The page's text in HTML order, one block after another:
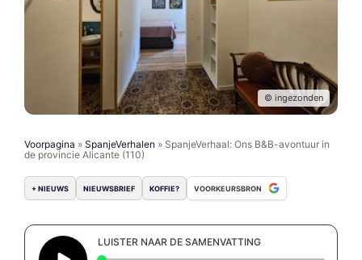
© ingezonden
Voorpagina » SpanjeVerhalen » SpanjeVerhaal: Ons B&B-avontuur in
de provincie Alicante (110)
+ NIEUWS NIEUWSBRIEF KOFFIE? VOORKEURSBRON
LUISTER NAAR DE SAMENVATTING